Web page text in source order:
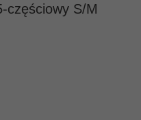
częściowy S/M